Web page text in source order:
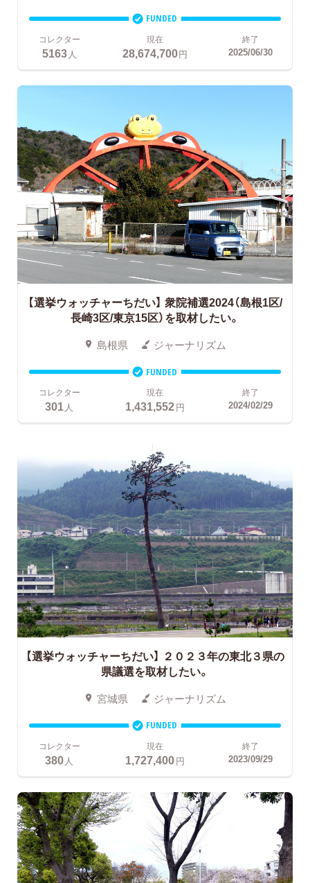
FUNDED
コレクター
5163 人
現在
28,674,700円
終了
2025/06/30
【選挙ウォッチャーちだい】 衆院補選2024（島根1区/
長崎3区/東京15区）を取材したい。
島根県 ジャーナリズム
FUNDED
コレクター
301人
現在
1,431,552円
終了
2024/02/29
【選挙ウォッチャーちだい】 ２０２３年の東北３県の
県議選を取材したい。
宮城県 ジャーナリズム
FUNDED
コレクター
380 人
現在
1,727,400円
終了
2023/09/29